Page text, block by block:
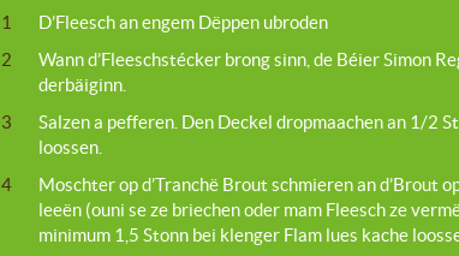
1
D’Fleesch an engem Dëppen ubroden
2
Wann d’Fleeschstécker brong sinn, de Béier Simon
derbäiginn.
3
Salzen a pefferen. Den Deckel dropmaachen an 1/2
loossen.
4
Moschter op d’Tranchë Brout schmieren an d’Brout
leeën (ouni se ze briechen oder mam Fleesch ze
minimum 1,5 Stonn bei klenger Flam lues kache